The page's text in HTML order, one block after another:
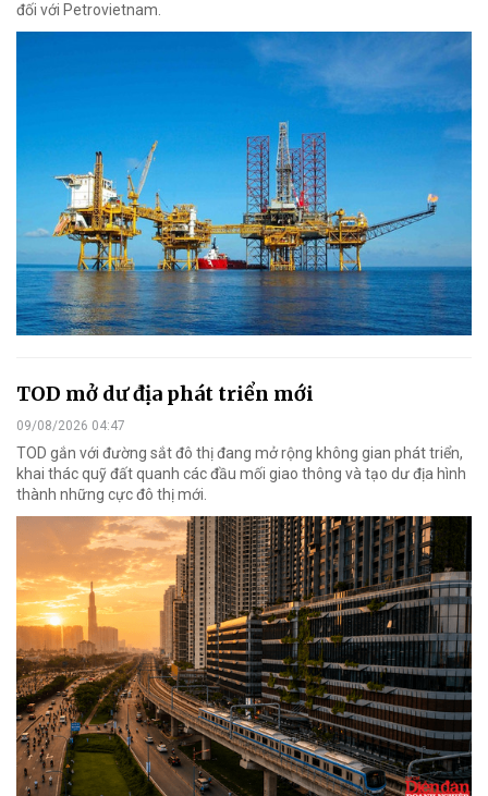
đối với Petrovietnam.
TOD mở dư địa phát triển mới
09/08/2026 04:47
TOD gắn với đường sắt đô thị đang mở rộng không gian phát triển,
khai thác quỹ đất quanh các đầu mối giao thông và tạo dư địa hình
thành những cực đô thị mới.